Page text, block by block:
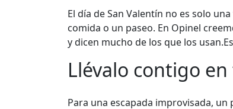
El día de San Valentín no es solo
comida o un paseo. En Opinel
y dicen mucho de los que los
Llévalo contigo
Para una escapada improvisada,